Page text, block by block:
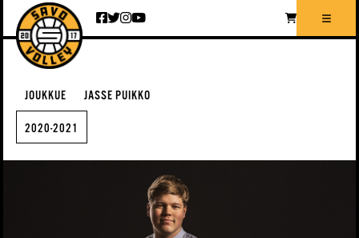
Siirry sisältöön
JOUKKUE JASSE PUIKKO
2020-2021